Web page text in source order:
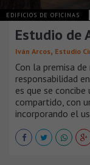
EDIFICIOS DE OFICINAS
Estudio de
Iván Arcos, Estudio
Con la premisa
responsabilidad
es que se
compartido, con
incorporando el